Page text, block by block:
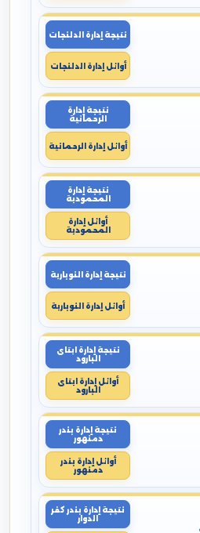
نتيجة إدارة الدلنجات
أوائل إدارة الدلنجات
نتيجة إدارة
الرحمانية
أوائل إدارة الرحمانية
نتيجة إدارة
المحمودية
أوائل إدارة
المحمودية
نتيجة إدارة النوبارية
أوائل إدارة النوبارية
نتيجة إدارة ايتاى
البارود
أوائل إدارة ايتاى
البارود
نتيجة إدارة بندر
دمنهور
أوائل إدارة بندر
دمنهور
نتيجة إدارة بندر كفر
الدوار